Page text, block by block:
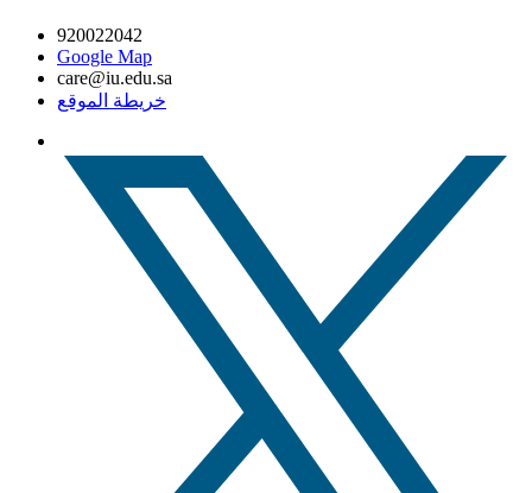
920022042
Google Map
care@iu.edu.sa
خريطة الموقع